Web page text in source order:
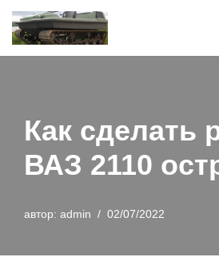
Перейти
Как сделать
ВАЗ 2110
автор: admin 02/07/2022